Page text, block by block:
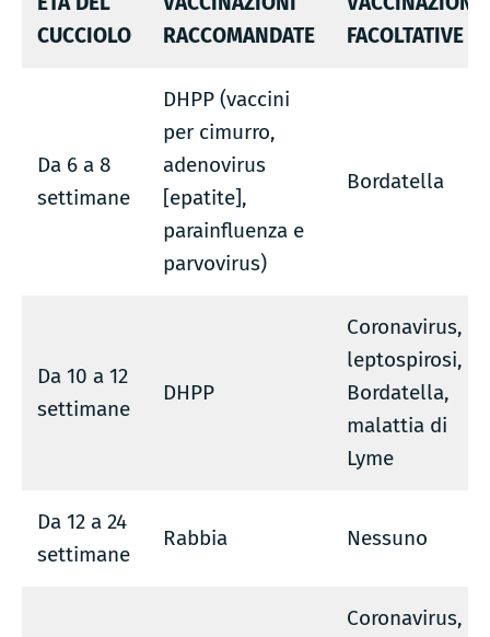
CUCCIOLO
RACCOMANDATE
FACOLTATIVE
Da 6 a 8
settimane
DHPP (vaccini
per cimurro,
adenovirus
[epatite],
parainfluenza e
parvovirus)
Bordatella
Da 10 a 12
settimane
DHPP
Coronavirus,
leptospirosi,
Bordatella,
malattia di
Lyme
Da 12 a 24
settimane
Rabbia Nessuno
Coronavirus,